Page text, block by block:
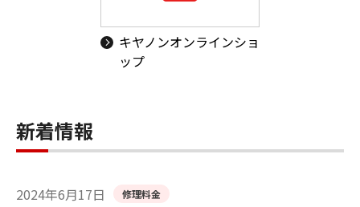
キヤノンオンラインショ
ップ
新着情報
2024年6月17日 修理料金